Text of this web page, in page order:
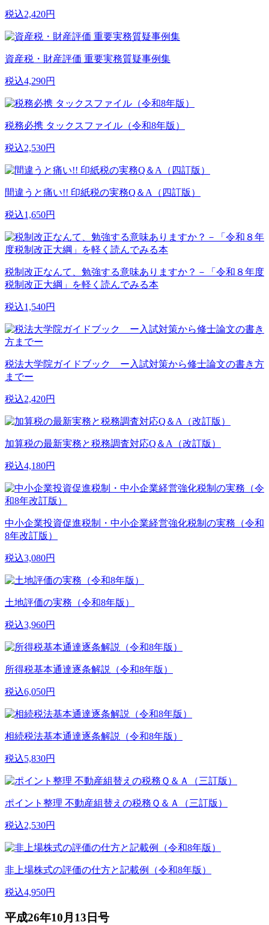
税込2,420円
資産税・財産評価 重要実務質疑事例集
税込4,290円
税務必携 タックスファイル（令和8年版）
税込2,530円
間違うと痛い!! 印紙税の実務Q＆A（四訂版）
税込1,650円
税制改正なんて、勉強する意味ありますか？－「令和８年度
税制改正大綱」を軽く読んでみる本
税込1,540円
税法大学院ガイドブック ー入試対策から修士論文の書き方
までー
税込2,420円
加算税の最新実務と税務調査対応Q＆A（改訂版）
税込4,180円
中小企業投資促進税制・中小企業経営強化税制の実務（令和
8年改訂版）
税込3,080円
土地評価の実務（令和8年版）
税込3,960円
所得税基本通達逐条解説（令和8年版）
税込6,050円
相続税法基本通達逐条解説（令和8年版）
税込5,830円
ポイント整理 不動産組替えの税務Ｑ＆Ａ（三訂版）
税込2,530円
非上場株式の評価の仕方と記載例（令和8年版）
税込4,950円
平成26年10月13日号